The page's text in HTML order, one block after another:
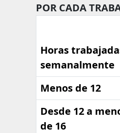
POR CADA
Horas
semanalmente
Menos de 12
Desde 12 a
de 16